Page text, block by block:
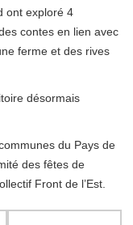
ont exploré 4
contes en lien avec
ferme et des rives
désormais
du Pays de
des fêtes de
Front de l’Est.